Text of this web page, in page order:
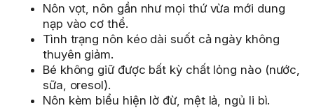
Nôn vọt, nôn gần như mọi thứ vừa mới dung
nạp vào cơ thể.
Tình trạng nôn kéo dài suốt cả ngày không
thuyên giảm.
Bé không giữ được bất kỳ chất lỏng nào (nước,
sữa, oresol).
Nôn kèm biểu hiện lờ đừ, mệt lả, ngủ li bì.